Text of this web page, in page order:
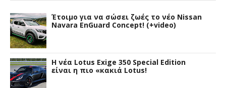
Έτοιμο για να σώσει ζωές το νέο Nissan
Navara EnGuard Concept! (+video)
H νέα Lotus Exige 350 Special Edition
είναι η πιο «κακιά Lotus!